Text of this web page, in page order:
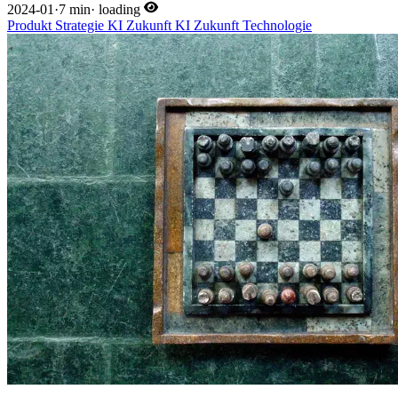
2024-01·7 min· loading
Produkt Strategie KI ZukunftKI ZukunftTechnologie